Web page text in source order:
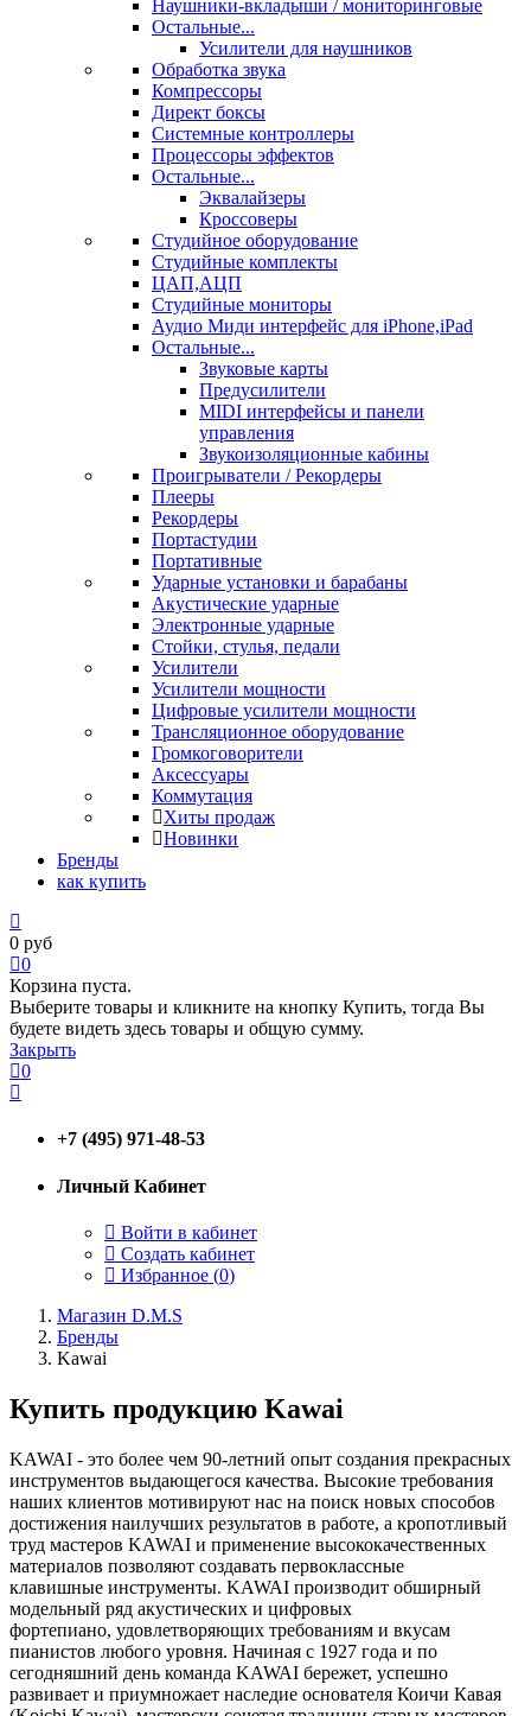
Наушники-вкладыши / мониторинговые
Остальные...
Усилители для наушников
Обработка звука
Компрессоры
Директ боксы
Системные контроллеры
Процессоры эффектов
Остальные...
Эквалайзеры
Кроссоверы
Студийное оборудование
Студийные комплекты
ЦАП,АЦП
Студийные мониторы
Аудио Миди интерфейс для iPhone,iPad
Остальные...
Звуковые карты
Предусилители
MIDI интерфейсы и панели
управления
Звукоизоляционные кабины
Проигрыватели / Рекордеры
Плееры
Рекордеры
Портастудии
Портативные
Ударные установки и барабаны
Акустические ударные
Электронные ударные
Стойки, стулья, педали
Усилители
Усилители мощности
Цифровые усилители мощности
Трансляционное оборудование
Громкоговорители
Аксессуары
Коммутация
Хиты продаж
Новинки
Бренды
как купить
0 руб
0
Корзина пуста.
Выберите товары и кликните на кнопку Купить, тогда Вы
будете видеть здесь товары и общую сумму.
Закрыть
0
+7 (495) 971-48-53
Личный Кабинет
Войти в кабинет
Создать кабинет
Избранное (0)
Магазин D.M.S
Бренды
Kawai
Купить продукцию Kawai
KAWAI - это более чем 90-летний опыт создания прекрасных
инструментов выдающегося качества. Высокие требования
наших клиентов мотивируют нас на поиск новых способов
достижения наилучших результатов в работе, а кропотливый
труд мастеров KAWAI и применение высококачественных
материалов позволяют создавать первоклассные
клавишные инструменты. KAWAI производит обширный
модельный ряд акустических и цифровых
фортепиано, удовлетворяющих требованиям и вкусам
пианистов любого уровня. Начиная с 1927 года и по
сегодняшний день команда KAWAI бережет, успешно
развивает и приумножает наследие основателя Коичи Кавая